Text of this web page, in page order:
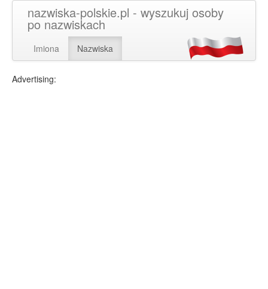
nazwiska-polskie.pl - wyszukuj osoby
po nazwiskach
Imiona Nazwiska
Advertising: